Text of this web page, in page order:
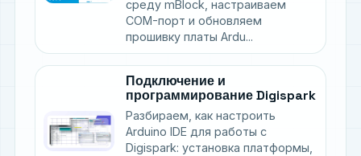
среду mBlock, настраиваем
COM-порт и обновляем
прошивку платы Ardu...
Подключение и
программирование Digispark
Разбираем, как настроить
Arduino IDE для работы с
Digispark: установка платформы,